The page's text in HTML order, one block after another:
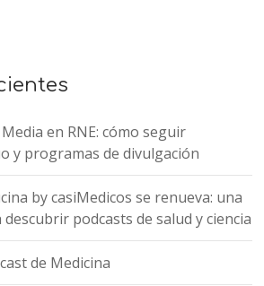
en RNE: cómo seguir
y programas de divulgación
by casiMedicos se renueva: una
podcasts de salud y ciencia
de Medicina